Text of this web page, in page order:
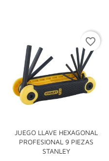
JUEGO LLAVE HEXAGONAL
PROFESIONAL 9 PIEZAS
STANLEY
favorite_border